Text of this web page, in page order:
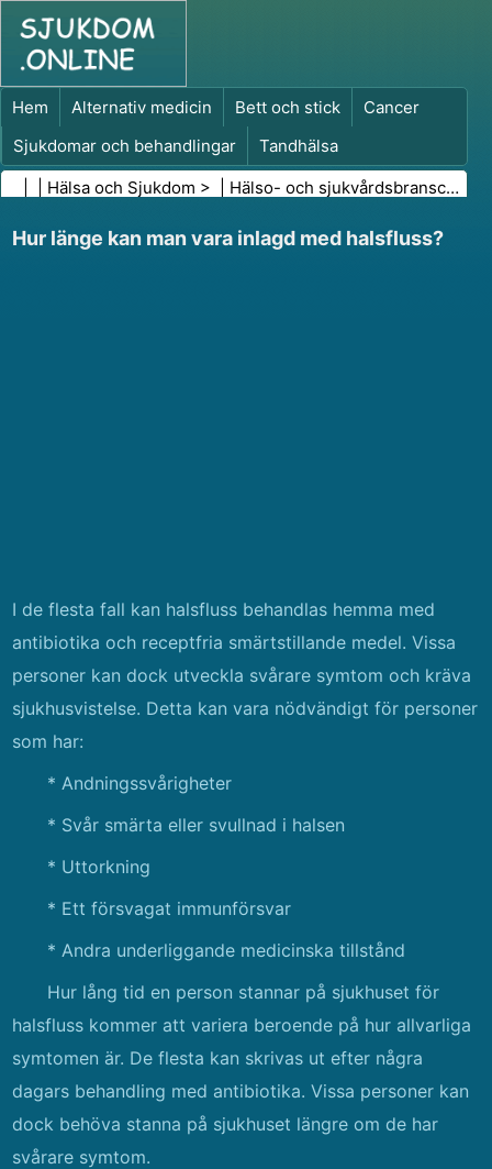
Hem Alternativ medicin Bett och stick
Cancer
Sjukdomar och behandlingar
Tandhälsa
Kost och näring
Familjehälsa
Hälsa och Sjukdom > | Hälso- och sjukvårdsbranschen
Hur länge kan man vara inlagd med halsfluss?
I de flesta fall kan halsfluss behandlas hemma med
antibiotika och receptfria smärtstillande medel. Vissa
personer kan dock utveckla svårare symtom och kräva
sjukhusvistelse. Detta kan vara nödvändigt för personer
som har:
* Andningssvårigheter
* Svår smärta eller svullnad i halsen
* Uttorkning
* Ett försvagat immunförsvar
* Andra underliggande medicinska tillstånd
Hur lång tid en person stannar på sjukhuset för
halsfluss kommer att variera beroende på hur allvarliga
symtomen är. De flesta kan skrivas ut efter några
dagars behandling med antibiotika. Vissa personer kan
dock behöva stanna på sjukhuset längre om de har
svårare symtom.